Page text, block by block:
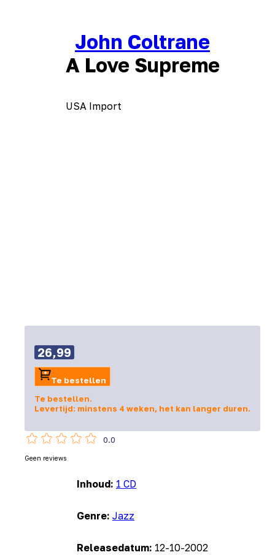
John Coltrane
A Love Supreme
USA Import
Inhoud: 1 CD
Genre: Jazz
Releasedatum: 12-10-2002
26,99
Te bestellen
Te bestellen.
Levertijd: minstens 4 weken, het kan langer duren.
0.0
Geen reviews